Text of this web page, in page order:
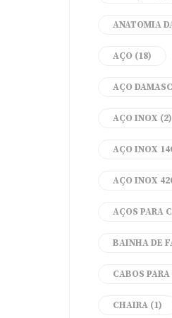
ANATOMIA
AÇO (18)
AÇO
AÇO INOX (2)
AÇO INOX
AÇO INOX
AÇOS PARA
BAINHA DE
CABOS
CHAIRA (1)